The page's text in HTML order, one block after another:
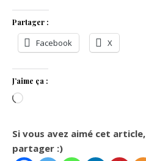
Partager :
Facebook X
J’aime ça :
Chargement…
Si vous avez aimé cet
partager :)